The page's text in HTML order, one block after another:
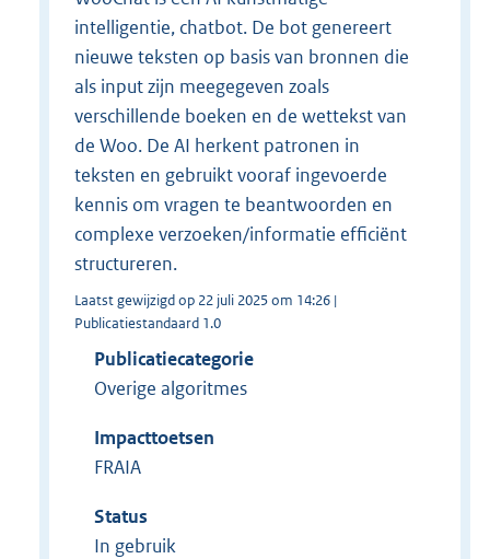
intelligentie, chatbot. De bot genereert
nieuwe teksten op basis van bronnen die
als input zijn meegegeven zoals
verschillende boeken en de wettekst van
de Woo. De AI herkent patronen in
teksten en gebruikt vooraf ingevoerde
kennis om vragen te beantwoorden en
complexe verzoeken/informatie efficiënt
structureren.
Laatst gewijzigd op 22 juli 2025 om 14:26 |
Publicatiestandaard 1.0
Publicatiecategorie
Overige algoritmes
Impacttoetsen
FRAIA
Status
In gebruik